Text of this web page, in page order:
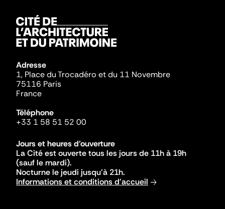
Adresse
1, Place du Trocadéro et du 11 Novembre
75116 Paris
France
Téléphone
+33 1 58 51 52 00
Jours et heures d'ouverture
La Cité est ouverte tous les jours de 11h à 19h
(sauf le mardi).
Nocturne le jeudi jusqu'à 21h.
Informations et conditions d'accueil